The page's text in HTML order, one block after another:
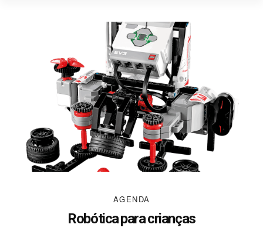
AGENDA
Robótica para crianças